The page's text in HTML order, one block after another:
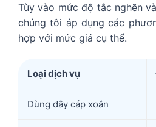
Tùy vào mức độ tắc nghẽn
chúng tôi áp dụng các
hợp với mức giá cụ thể.
Loại dịch vụ
Dùng dây cáp xoắn